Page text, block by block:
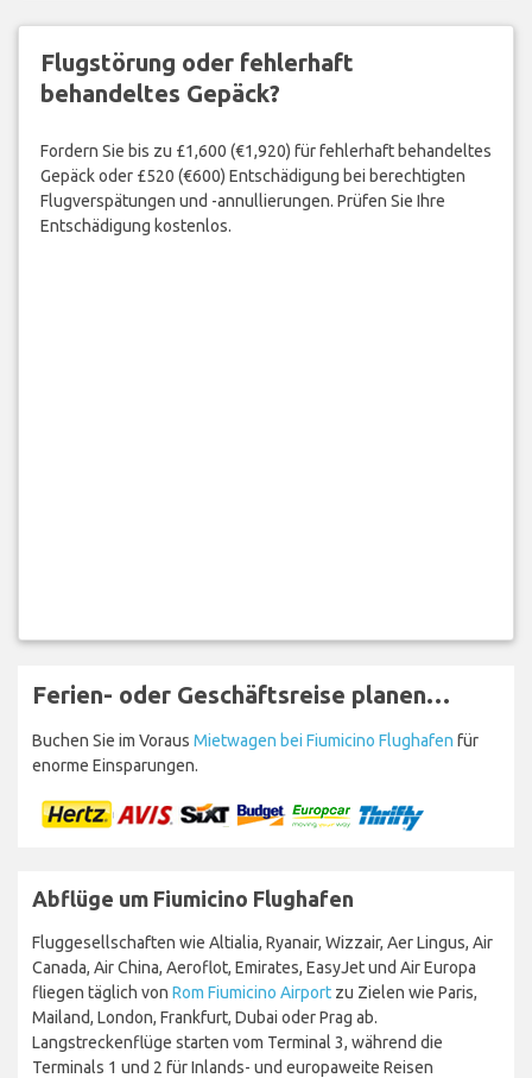
Flugstörung oder fehlerhaft
behandeltes Gepäck?
Fordern Sie bis zu £1,600 (€1,920) für fehlerhaft behandeltes
Gepäck oder £520 (€600) Entschädigung bei berechtigten
Flugverspätungen und -annullierungen. Prüfen Sie Ihre
Entschädigung kostenlos.
Ferien- oder Geschäftsreise planen…
Buchen Sie im Voraus Mietwagen bei Fiumicino Flughafen für
enorme Einsparungen.
Abflüge um Fiumicino Flughafen
Fluggesellschaften wie Altialia, Ryanair, Wizzair, Aer Lingus, Air
Canada, Air China, Aeroflot, Emirates, EasyJet und Air Europa
fliegen täglich von Rom Fiumicino Airport zu Zielen wie Paris,
Mailand, London, Frankfurt, Dubai oder Prag ab.
Langstreckenflüge starten vom Terminal 3, während die
Terminals 1 und 2 für Inlands- und europaweite Reisen